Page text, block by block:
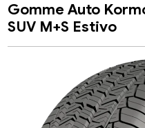
Gomme Auto
SUV M+S Estivo